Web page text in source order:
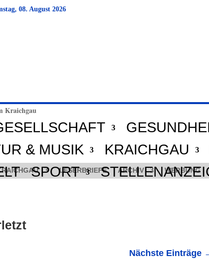
08. August 2026
Kraichgau
& MUSIK KRAICHGAU
SPORTLESERBRIEFE ARCHIV WERBUNG
Nächste Einträge